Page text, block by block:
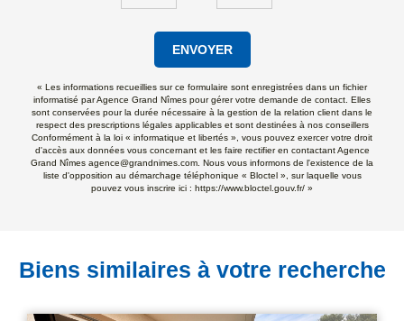
ENVOYER
« Les informations recueillies sur ce formulaire sont enregistrées dans un fichier
informatisé par Agence Grand Nîmes pour gérer votre demande de contact. Elles
sont conservées pour la durée nécessaire à la gestion de la relation client dans le
respect des prescriptions légales applicables et sont destinées à nos conseillers
Conformément à la loi « informatique et libertés », vous pouvez exercer votre droit
d'accès aux données vous concernant et les faire rectifier en contactant Agence
Grand Nîmes agence@grandnimes.com. Nous vous informons de l'existence de la
liste d'opposition au démarchage téléphonique « Bloctel », sur laquelle vous
pouvez vous inscrire ici : https://www.bloctel.gouv.fr/ »
Biens similaires à votre recherche